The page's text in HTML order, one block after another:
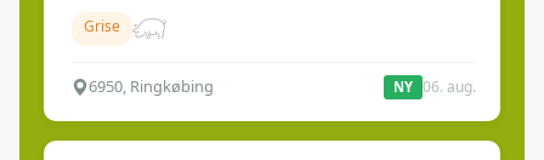
Grise
6950, Ringkøbing NY 06. aug.